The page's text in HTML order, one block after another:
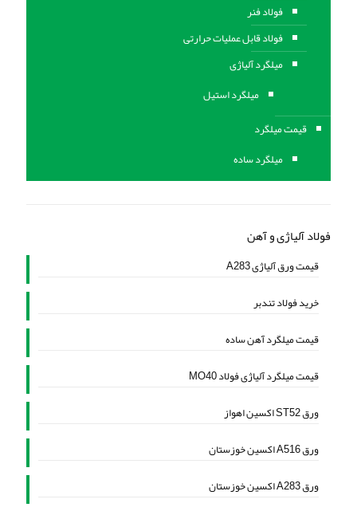
فولاد فنر
فولاد قابل عملیات حرارتی
ميلگرد آلیاژی
میلگرد استیل
قیمت میلگرد
میلگرد ساده
فولاد آلیاژی و آهن
قیمت ورق آلیاژی A283
خرید فولاد تندبر
قیمت میلگرد آهن ساده
قیمت میلگرد آلیاژی فولاد MO40
ورق ST52 اکسین اهواز
ورق A516 اکسین خوزستان
ورق A283 اکسین خوزستان